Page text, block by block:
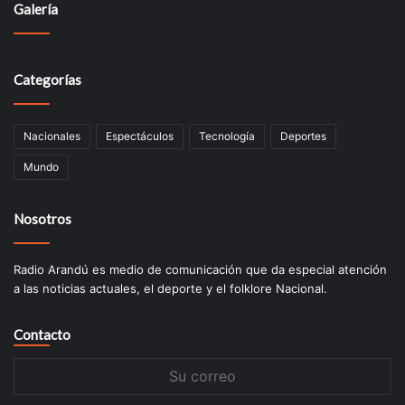
Galería
Categorías
Nacionales Espectáculos Tecnologí­a Deportes
Mundo
Nosotros
Radio Arandú es medio de comunicación que da especial atención
a las noticias actuales, el deporte y el folklore Nacional.
Contacto